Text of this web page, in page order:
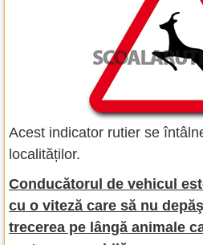
Acest indicator rutier se
localităților.
Conducătorul de vehicul
cu o viteză care să nu
trecerea pe lângă animale